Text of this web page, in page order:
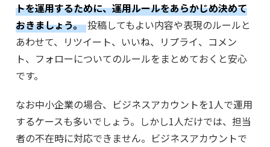
トを運用するために、運用ルールをあらかじめ決めて
おきましょう。 投稿してもよい内容や表現のルールと
あわせて、リツイート、いいね、リプライ、コメン
ト、フォローについてのルールをまとめておくと安心
です。
なお中小企業の場合、ビジネスアカウントを1人で運用
するケースも多いでしょう。しかし1人だけでは、担当
者の不在時に対応できません。ビジネスアカウントで